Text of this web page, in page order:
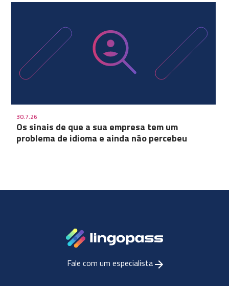
30.7.26
Os sinais de que a sua empresa tem um
problema de idioma e ainda não percebeu
Fale com um especialista